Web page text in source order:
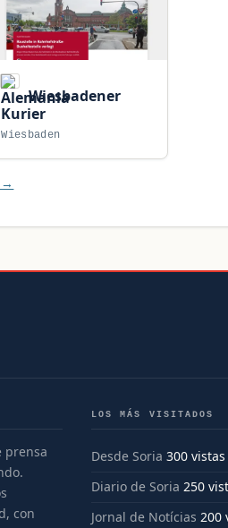
Wiesbadener
Kurier
Wiesbaden
→
prensa
con
LOS MÁS VISITADOS
Desde Soria 300 vistas
Diario de Soria 250
Jornal de Notícias 200